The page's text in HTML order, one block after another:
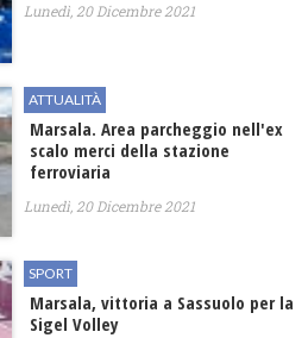
Lunedì, 20 Dicembre 2021
ATTUALITÀ
Marsala. Area parcheggio nell'ex
scalo merci della stazione
ferroviaria
Lunedì, 20 Dicembre 2021
SPORT
Marsala, vittoria a Sassuolo per la
Sigel Volley